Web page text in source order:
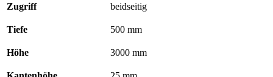
Zugriff beidseitig
Tiefe 500 mm
Höhe 3000 mm